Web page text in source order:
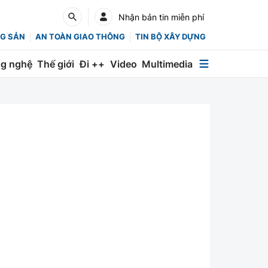
Nhận bản tin miễn phí
SẢN AN TOÀN GIAO THÔNG TIN BỘ XÂY DỰNG
nghệ Thế giới Đi ++ Video Multimedia